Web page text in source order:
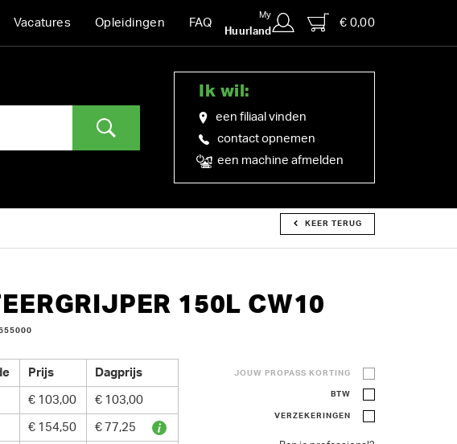
Vacatures Opleidingen FAQ
My
Huurland
€ 0,00
Ik wil:
een filiaal vinden
contact opnemen
een machine afmelden
KEER TERUG
150L CW10
Prijs Dagprijs
€ 103,00 € 103,00
€ 154,50 € 77,25
JOUW PROPASS KORTING
BTW
VERZEKERINGEN